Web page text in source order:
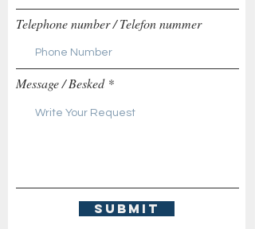
Telephone number / Telefon nummer
Message / Besked
Submit